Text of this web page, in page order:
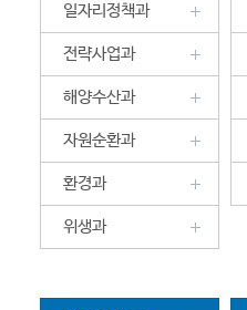
일자리정책과
전략사업과
해양수산과
자원순환과
환경과
위생과